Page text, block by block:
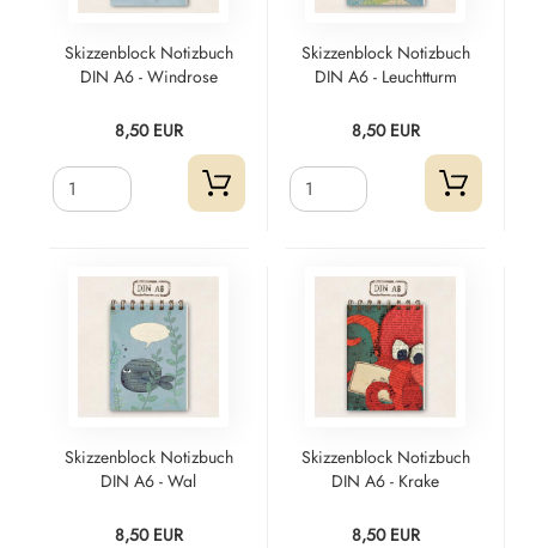
Skizzenblock Notizbuch
DIN A6 - Windrose
8,50 EUR
Skizzenblock Notizbuch
DIN A6 - Leuchtturm
8,50 EUR
Skizzenblock Notizbuch
DIN A6 - Wal
8,50 EUR
Skizzenblock Notizbuch
DIN A6 - Krake
8,50 EUR